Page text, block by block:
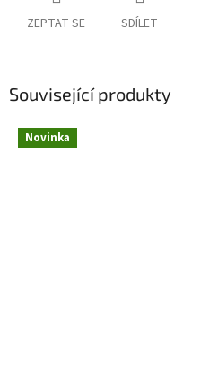
ZEPTAT SE SDÍLET
Související produkty
Novinka